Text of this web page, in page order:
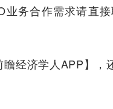
业务合作需求请直
经济学人APP】